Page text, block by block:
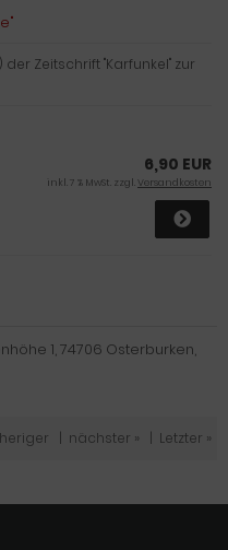
Zeitschrift "Karfunkel" zur
6,90 EUR
inkl. 7 % MwSt. zzgl.Versandkosten
1, 74706 Osterburken,
nächster » Letzter »